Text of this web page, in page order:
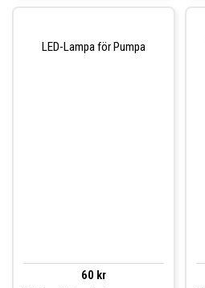
LED-Lampa för Pumpa
60 kr